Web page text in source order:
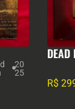
20
25
DEAD
R$